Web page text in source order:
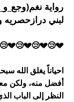
رواية
لبني درازحصريه
احياناً يغلق الله
أفضل منه، ولكن
النظر إلى الباب